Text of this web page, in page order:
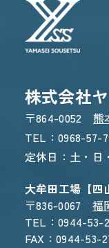
株式会社
〒864-0052熊
TEL：0968-57-
定休日：土・日
大牟田工場【四
〒836-0067福
TEL：0944-53-
FAX：0944-53-